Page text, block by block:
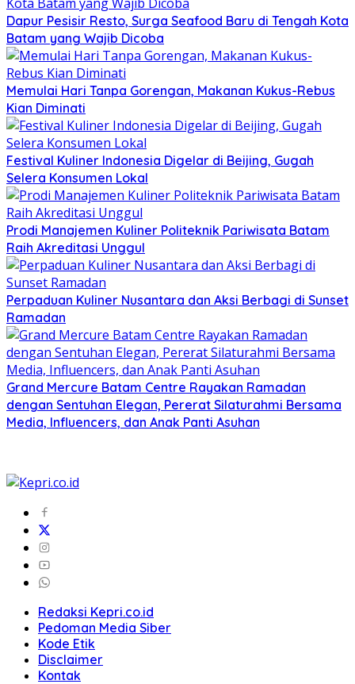
Dapur Pesisir Resto, Surga Seafood Baru di Tengah Kota
Batam yang Wajib Dicoba
Memulai Hari Tanpa Gorengan, Makanan Kukus-Rebus
Kian Diminati
Festival Kuliner Indonesia Digelar di Beijing, Gugah
Selera Konsumen Lokal
Prodi Manajemen Kuliner Politeknik Pariwisata Batam
Raih Akreditasi Unggul
Perpaduan Kuliner Nusantara dan Aksi Berbagi di Sunset
Ramadan
Grand Mercure Batam Centre Rayakan Ramadan
dengan Sentuhan Elegan, Pererat Silaturahmi Bersama
Media, Influencers, dan Anak Panti Asuhan
Redaksi Kepri.co.id
Pedoman Media Siber
Kode Etik
Disclaimer
Kontak